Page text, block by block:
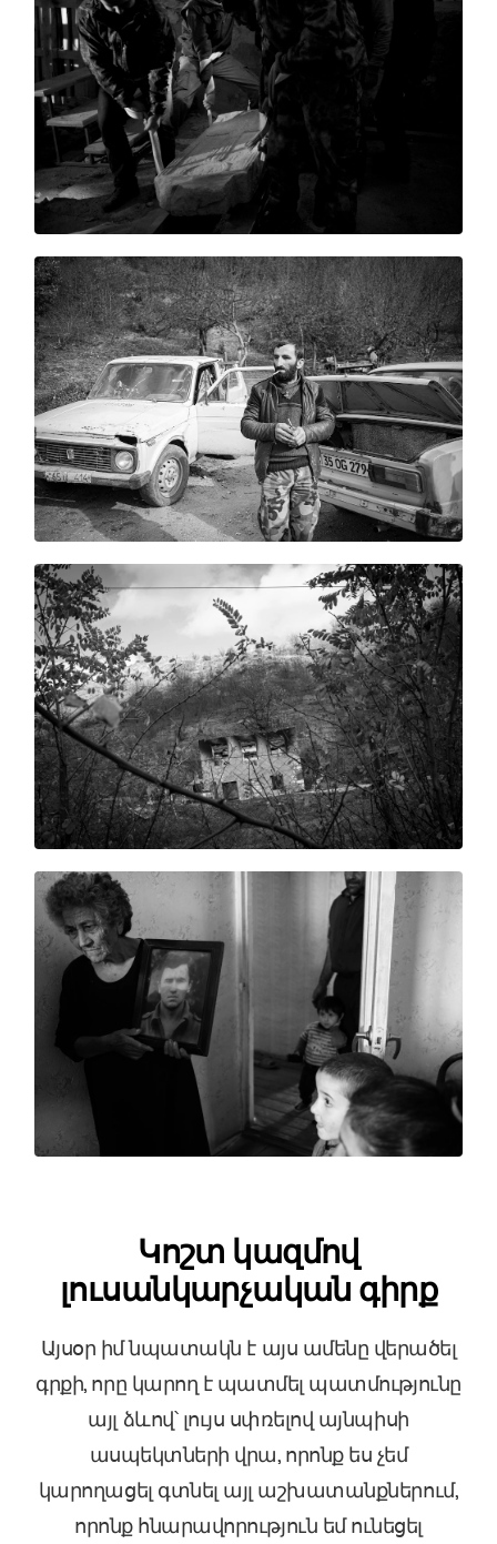
Կոշտ կազմով
լուսանկարչական գիրք
Այսօր իմ նպատակն է այս ամենը վերածել
գրքի, որը կարող է պատմել պատմությունը
այլ ձևով՝ լույս սփռելով այնպիսի
ասպեկտների վրա, որոնք ես չեմ
կարողացել գտնել այլ աշխատանքներում,
որոնք հնարավորություն եմ ունեցել